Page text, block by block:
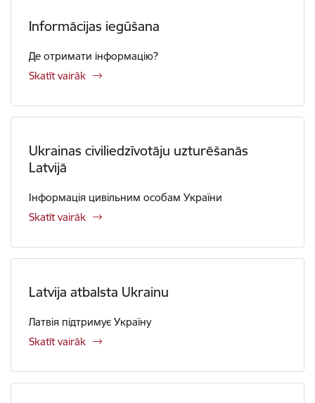
Informācijas iegūšana
Де отримати інформацію?
Skatīt vairāk
Ukrainas civiliedzīvotāju uzturēšanās
Latvijā
Інформація цивільним особам України
Skatīt vairāk
Latvija atbalsta Ukrainu
Латвія підтримує Україну
Skatīt vairāk